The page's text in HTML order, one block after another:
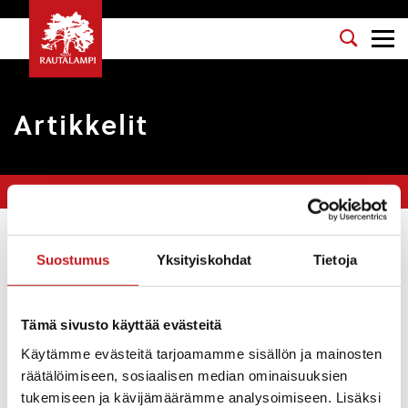
Suostumus Yksityiskohdat Tietoja
Tämä sivusto käyttää evästeitä
Käytämme evästeitä tarjoamamme sisällön ja mainosten
räätälöimiseen, sosiaalisen median ominaisuuksien
tukemiseen ja kävijämäärämme analysoimiseen. Lisäksi
Artikkelit
Suodata
Vesihuoltolaitoksen käyttömaksu- ja
perusmaksutaksan muutokset 1.6.2019 lähtien
7.5.2019 Kuulutukset